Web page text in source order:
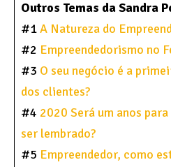
Outros Temas da Sandra
#1A Natureza do
#2 Empreendedorismo no
#3 O seu negócio é a
dos clientes?
#4 2020 Será um anos
ser lembrado?
#5 Empreendedor, como